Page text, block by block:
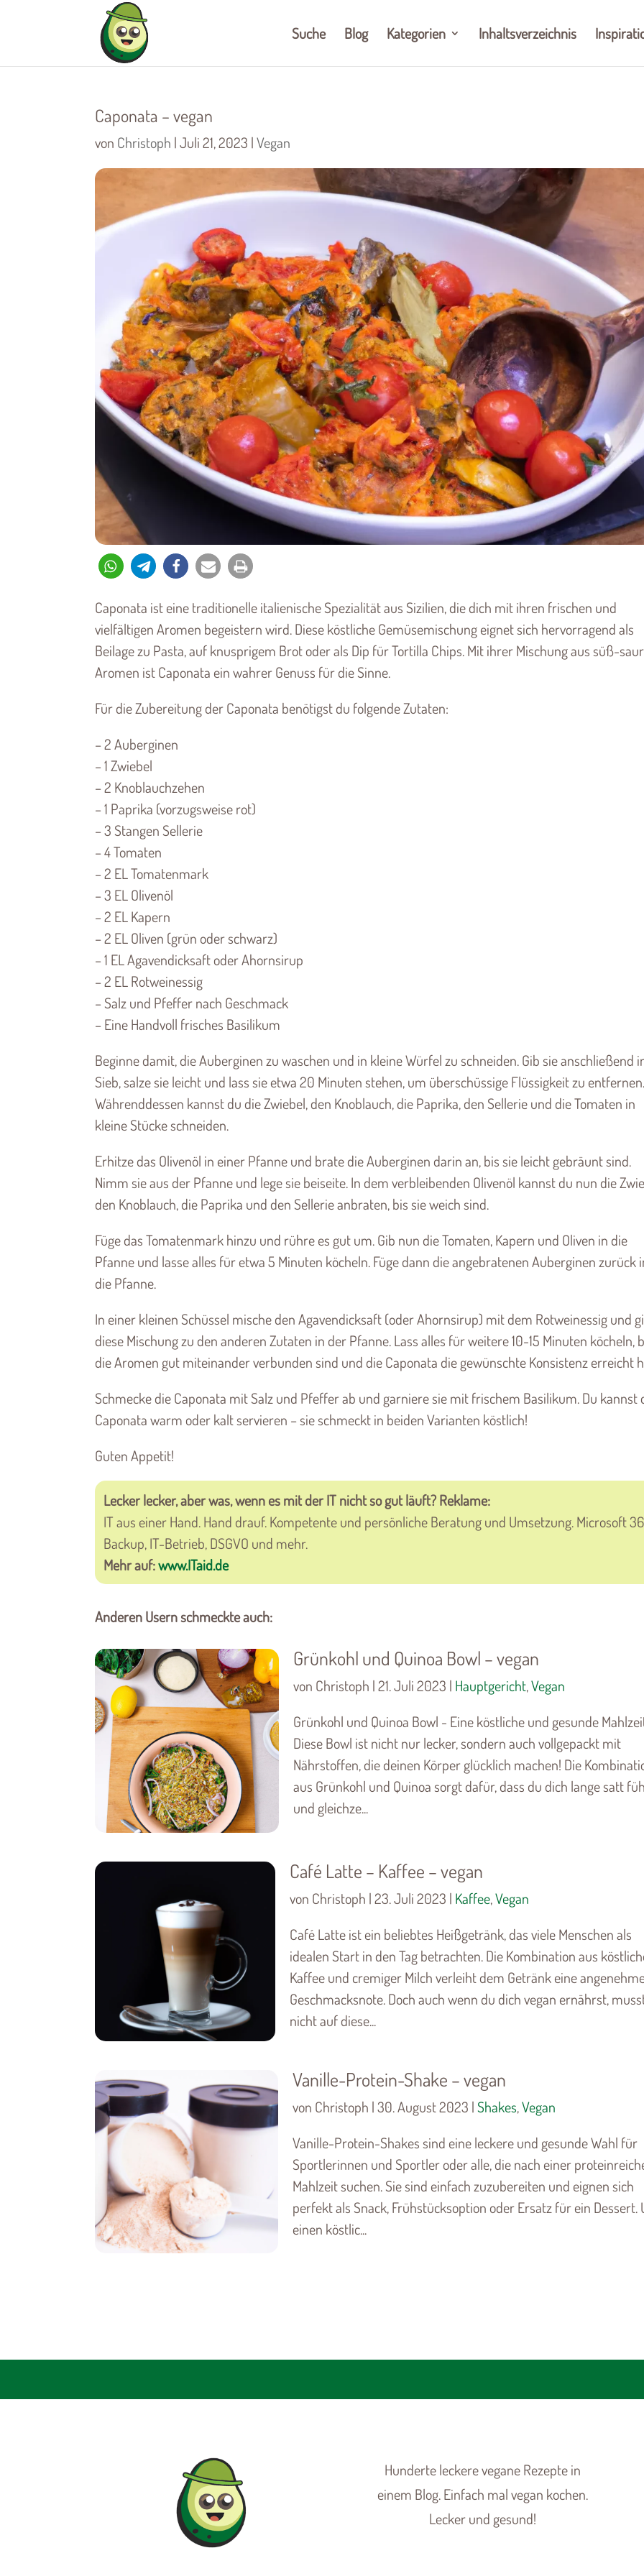
Suche Blog Kategorien Inhaltsverzeichnis
Caponata – vegan
von Christoph |Juli 21, 2023 |Vegan
Caponata ist eine traditionelle italienische Spezialität aus Sizilien, die dich mit ihren frischen und
vielfältigen Aromen begeistern wird. Diese köstliche Gemüsemischung eignet sich hervorragend als
Beilage zu Pasta, auf knusprigem Brot oder als Dip für Tortilla Chips. Mit ihrer Mischung aus süß-
Aromen ist Caponata ein wahrer Genuss für die Sinne.
Für die Zubereitung der Caponata benötigst du folgende Zutaten:
– 2 Auberginen
– 1 Zwiebel
– 2 Knoblauchzehen
– 1 Paprika (vorzugsweise rot)
– 3 Stangen Sellerie
– 4 Tomaten
– 2 EL Tomatenmark
– 3 EL Olivenöl
– 2 EL Kapern
– 2 EL Oliven (grün oder schwarz)
– 1 EL Agavendicksaft oder Ahornsirup
– 2 EL Rotweinessig
– Salz und Pfeffer nach Geschmack
– Eine Handvoll frisches Basilikum
Beginne damit, die Auberginen zu waschen und in kleine Würfel zu schneiden. Gib sie anschließend
Sieb, salze sie leicht und lass sie etwa 20 Minuten stehen, um überschüssige Flüssigkeit zu entfernen.
Währenddessen kannst du die Zwiebel, den Knoblauch, die Paprika, den Sellerie und die Tomaten in
kleine Stücke schneiden.
Erhitze das Olivenöl in einer Pfanne und brate die Auberginen darin an, bis sie leicht gebräunt sind.
Nimm sie aus der Pfanne und lege sie beiseite. In dem verbleibenden Olivenöl kannst du nun die
den Knoblauch, die Paprika und den Sellerie anbraten, bis sie weich sind.
Füge das Tomatenmark hinzu und rühre es gut um. Gib nun die Tomaten, Kapern und Oliven in die
Pfanne und lasse alles für etwa 5 Minuten köcheln. Füge dann die angebratenen Auberginen zurück
die Pfanne.
In einer kleinen Schüssel mische den Agavendicksaft (oder Ahornsirup) mit dem Rotweinessig und
diese Mischung zu den anderen Zutaten in der Pfanne. Lass alles für weitere 10-15 Minuten köcheln,
die Aromen gut miteinander verbunden sind und die Caponata die gewünschte Konsistenz erreicht
Schmecke die Caponata mit Salz und Pfeffer ab und garniere sie mit frischem Basilikum. Du kannst
Caponata warm oder kalt servieren – sie schmeckt in beiden Varianten köstlich!
Guten Appetit!
Lecker lecker, aber was, wenn es mit der IT nicht so gut läuft? Reklame:
IT aus einer Hand. Hand drauf. Kompetente und persönliche Beratung und Umsetzung. Microsoft
Backup, IT-Betrieb, DSGVO und mehr.
Mehr auf:www.ITaid.de
Anderen Usern schmeckte auch:
Grünkohl und Quinoa Bowl – vegan
von Christoph | 21. Juli 2023 | Hauptgericht,Vegan
Grünkohl und Quinoa Bowl - Eine köstliche und gesunde
Diese Bowl ist nicht nur lecker, sondern auch vollgepackt mit
Nährstoffen, die deinen Körper glücklich machen! Die
aus Grünkohl und Quinoa sorgt dafür, dass du dich lange satt
und gleichze...
Café Latte – Kaffee – vegan
von Christoph | 23. Juli 2023 | Kaffee,Vegan
Café Latte ist ein beliebtes Heißgetränk, das viele Menschen als
idealen Start in den Tag betrachten. Die Kombination aus
Kaffee und cremiger Milch verleiht dem Getränk eine
Geschmacksnote. Doch auch wenn du dich vegan ernährst,
nicht auf diese...
Vanille-Protein-Shake – vegan
von Christoph | 30. August 2023 |Shakes,Vegan
Vanille-Protein-Shakes sind eine leckere und gesunde Wahl für
Sportlerinnen und Sportler oder alle, die nach einer
Mahlzeit suchen. Sie sind einfach zuzubereiten und eignen sich
perfekt als Snack, Frühstücksoption oder Ersatz für ein Dessert.
einen köstlic...
Hunderte leckere vegane Rezepte in
einem Blog. Einfach mal vegan kochen.
Lecker und gesund!